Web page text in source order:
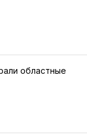
областные